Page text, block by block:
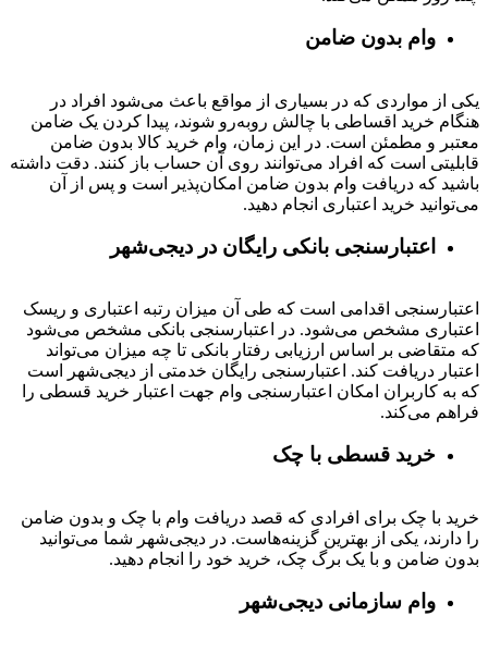
وام بدون ضامن
یکی از مواردی که در بسیاری از مواقع باعث می‌شود افراد در
هنگام خرید اقساطی با چالش روبه‌رو شوند، پیدا کردن یک ضامن
معتبر و مطمئن است. در این زمان، وام خرید کالا بدون ضامن
قابلیتی است که افراد می‌توانند روی آن حساب باز کنند. دقت داشته
باشید که دریافت وام بدون ضامن امکان‌پذیر است و پس از آن
می‌توانید خرید اعتباری انجام دهید.
اعتبارسنجی بانکی رایگان در دیجی‌شهر
اعتبارسنجی اقدامی است که طی آن میزان رتبه اعتباری و ریسک
اعتباری مشخص می‌شود. در اعتبارسنجی بانکی مشخص می‌شود
که متقاضی بر اساس ارزیابی رفتار بانکی تا چه میزان می‌تواند
اعتبار دریافت کند. اعتبارسنجی رایگان خدمتی از دیجی‌شهر است
که به کاربران امکان اعتبارسنجی وام جهت اعتبار خرید قسطی را
فراهم می‌کند.
خرید قسطی با چک
خرید با چک برای افرادی که قصد دریافت وام با چک و بدون ضامن
را دارند، یکی از بهترین گزینه‌هاست. در دیجی‌شهر شما می‌توانید
بدون ضامن و با یک برگ چک، خرید خود را انجام دهید.
وام سازمانی دیجی‌شهر